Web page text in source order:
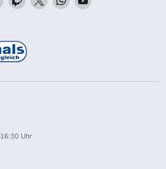
Sie
auf
TikTok
Sie
Twitch
Sie
Sie
Uhr